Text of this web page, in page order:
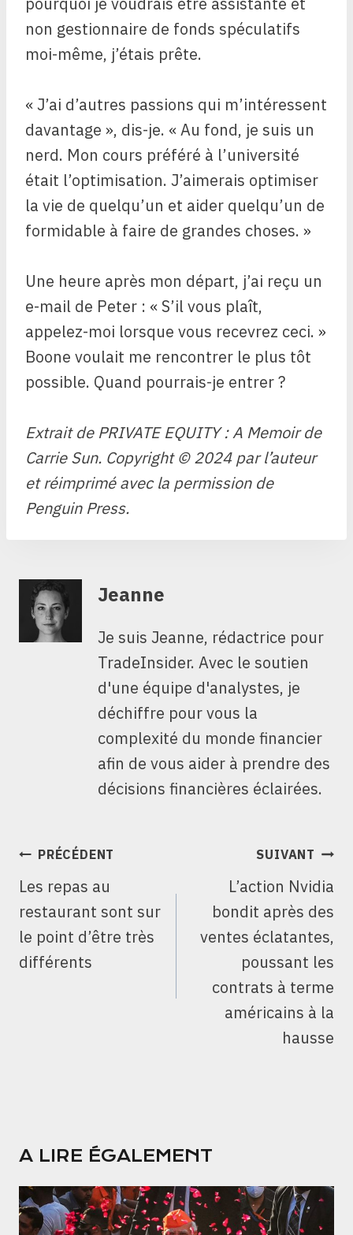
non gestionnaire de fonds spéculatifs
moi-même, j’étais prête.
« J’ai d’autres passions qui m’intéressent
davantage », dis-je. « Au fond, je suis un
nerd. Mon cours préféré à l’université
était l’optimisation. J’aimerais optimiser
la vie de quelqu’un et aider quelqu’un de
formidable à faire de grandes choses. »
Une heure après mon départ, j’ai reçu un
e-mail de Peter : « S’il vous plaît,
appelez-moi lorsque vous recevrez ceci. »
Boone voulait me rencontrer le plus tôt
possible. Quand pourrais-je entrer ?
Extrait de PRIVATE EQUITY : A Memoir de
Carrie Sun. Copyright © 2024 par l’auteur
et réimprimé avec la permission de
Penguin Press.
Jeanne
Je suis Jeanne, rédactrice pour
TradeInsider. Avec le soutien
d'une équipe d'analystes, je
déchiffre pour vous la
complexité du monde financier
afin de vous aider à prendre des
décisions financières éclairées.
NAVIGATION
L’ARTICLE
PRÉCÉDENT
Les repas au
restaurant sont sur
le point d’être très
différents
SUIVANT
L’action Nvidia
bondit après des
ventes éclatantes,
poussant les
contrats à terme
américains à la
hausse
A LIRE ÉGALEMENT